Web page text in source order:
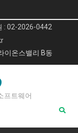
: 02-2026-0442
이온스밸리 B동
프트웨어